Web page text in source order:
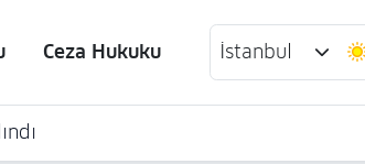
Ceza Hukuku İstanbul